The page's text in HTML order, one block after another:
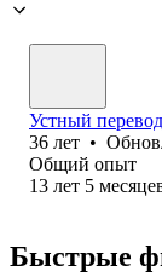
Устный
36 лет •
Общий опыт
13 лет 5
Быстрые